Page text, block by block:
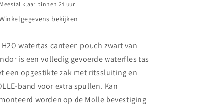
Meestal klaar binnen 24 uur
Winkelgegevens bekijken
H2O watertas canteen pouch zwart van
is een volledig gevoerde waterfles tas
een opgestikte zak met ritssluiting en
band voor extra spullen. Kan
worden op de Molle bevestiging